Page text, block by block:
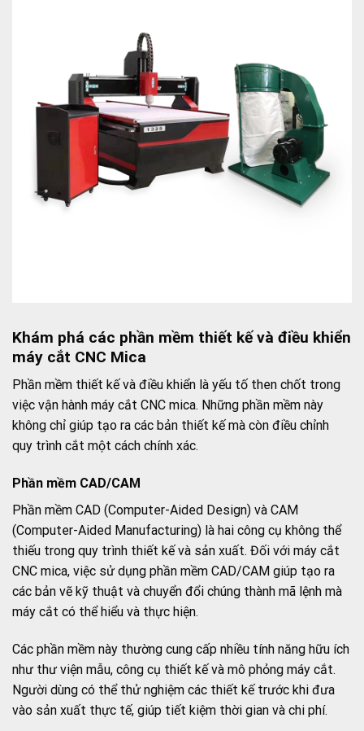
Khám phá các phần mềm thiết kế và điều khiển
máy cắt CNC Mica
Phần mềm thiết kế và điều khiển là yếu tố then chốt trong
việc vận hành máy cắt CNC mica. Những phần mềm này
không chỉ giúp tạo ra các bản thiết kế mà còn điều chỉnh
quy trình cắt một cách chính xác.
Phần mềm CAD/CAM
Phần mềm CAD (Computer-Aided Design) và CAM
(Computer-Aided Manufacturing) là hai công cụ không thể
thiếu trong quy trình thiết kế và sản xuất. Đối với máy cắt
CNC mica, việc sử dụng phần mềm CAD/CAM giúp tạo ra
các bản vẽ kỹ thuật và chuyển đổi chúng thành mã lệnh mà
máy cắt có thể hiểu và thực hiện.
Các phần mềm này thường cung cấp nhiều tính năng hữu ích
như thư viện mẫu, công cụ thiết kế và mô phỏng máy cắt.
Người dùng có thể thử nghiệm các thiết kế trước khi đưa
vào sản xuất thực tế, giúp tiết kiệm thời gian và chi phí.